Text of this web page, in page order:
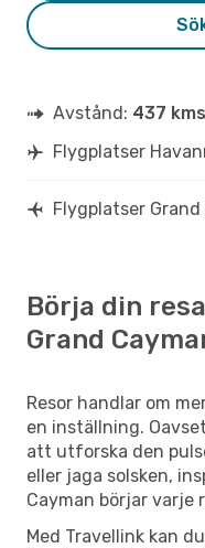
Avstånd: 437 kms
Flygplatser
Flygplatser Grand
Börja din
Grand
Resor handlar om
en inställning.
att utforska den
eller jaga solsken,
Cayman börjar varje
Med Travellink kan